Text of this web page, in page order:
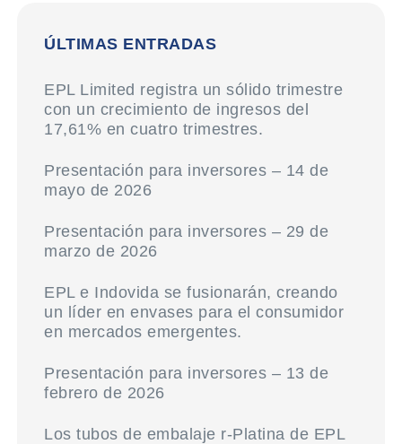
ÚLTIMAS ENTRADAS
EPL Limited registra un sólido trimestre
con un crecimiento de ingresos del
17,61% en cuatro trimestres.
Presentación para inversores – 14 de
mayo de 2026
Presentación para inversores – 29 de
marzo de 2026
EPL e Indovida se fusionarán, creando
un líder en envases para el consumidor
en mercados emergentes.
Presentación para inversores – 13 de
febrero de 2026
Los tubos de embalaje r-Platina de EPL